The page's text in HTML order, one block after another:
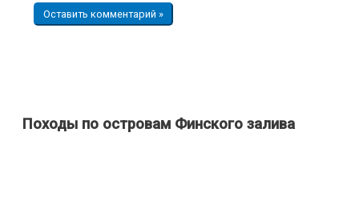
Походы по островам Финского залива